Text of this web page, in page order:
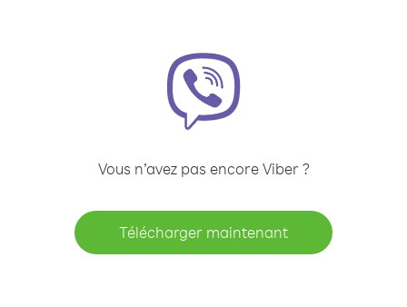
Vous n’avez pas encore Viber ?
Télécharger maintenant